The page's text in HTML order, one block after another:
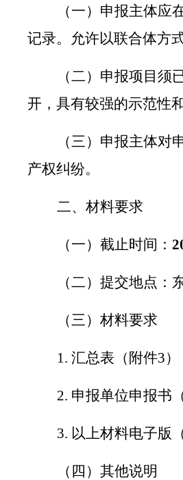
（一）申报主体
记录。允许以联合体方
（二）申报项目
开，具有较强的示范性
（三）申报主体
产权纠纷。
二、材料要求
（一）截止时间：
（二）提交地点：
（三）材料要求
1. 汇总表（附件3）
2. 申报单位申报书
3. 以上材料电子版
（四）其他说明